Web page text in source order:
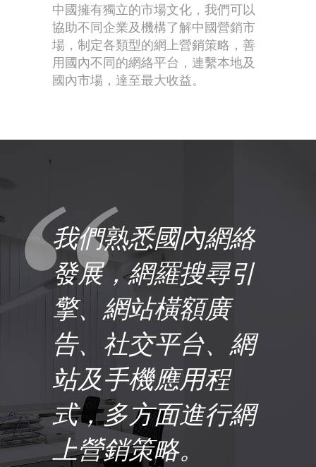
中國擁有獨立的市場文化，我們可以
協助不同企業及機構了解中國營銷市
場，制定各類型的網上營銷策略，善
用國內不同的網絡平台，連繫本地及
國內市場，達至最大收益。
我們熟悉國內網絡
發展，網羅搜尋引
擎、網站橫額廣
告、社交平台、網
站及手機應用程
式，多方面進行網
上營銷策略。